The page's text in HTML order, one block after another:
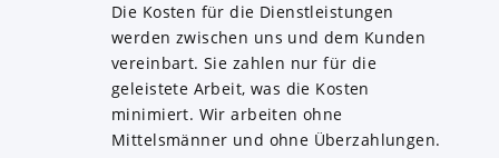
Die Kosten für die Dienstleistungen
werden zwischen uns und dem Kunden
vereinbart. Sie zahlen nur für die
geleistete Arbeit, was die Kosten
minimiert. Wir arbeiten ohne
Mittelsmänner und ohne Überzahlungen.